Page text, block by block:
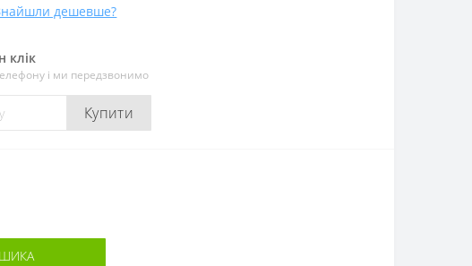
дешевше?
клік
і ми передзвонимо
Купити